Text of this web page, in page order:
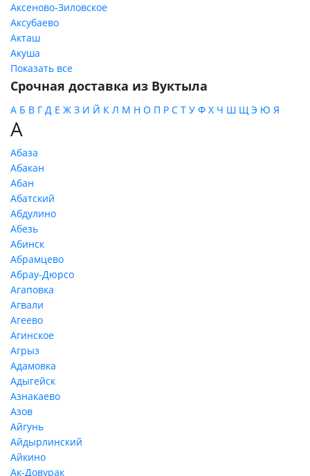
Аксеново-Зиловское
Аксубаево
Акташ
Акуша
Показать все
Срочная доставка из Вуктыла
А Б В Г Д Е Ж З И Й К Л М Н О П Р С Т У Ф Х Ч Ш Щ Э Ю Я
А
Абаза
Абакан
Абан
Абатский
Абдулино
Абезь
Абинск
Абрамцево
Абрау-Дюрсо
Агаповка
Агвали
Агеево
Агинское
Агрыз
Адамовка
Адыгейск
Азнакаево
Азов
Айгунь
Айдырлинский
Айкино
Ак-Довурак